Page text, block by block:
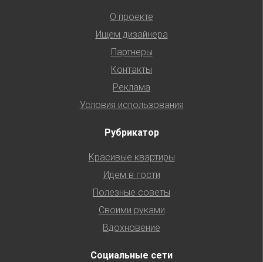
О проекте
Ищем дизайнера
Партнеры
Контакты
Реклама
Условия использования
Рубрикатор
Красивые квартиры
Идем в гости
Полезные советы
Своими руками
Вдохновение
Социальные сети